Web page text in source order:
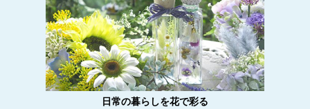
日常の暮らしを花で彩る